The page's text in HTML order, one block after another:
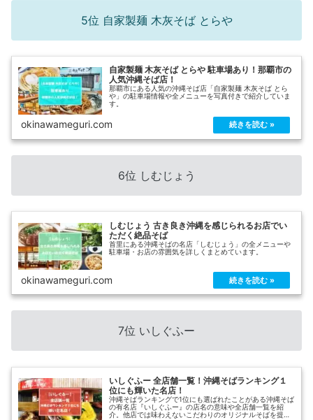
5位 自家製麺 木灰そば とらや
自家製麺 木灰そば とらや 駐車場あり！那覇市の
人気沖縄そば店！
那覇市にある人気の沖縄そば店「自家製麺 木灰そば とら
や」の駐車場情報や全メニューを写真付きで紹介していま
す。
okinawameguri.com
6位 しむじょう
しむじょう 古き良き沖縄を感じられるお店でい
ただく絶品そば
首里にある沖縄そばの名店「しむじょう」の全メニューや
駐車場・お店の雰囲気を詳しくまとめています。
okinawameguri.com
7位 いしぐふー
いしぐふー 全店舗一覧！沖縄そばランキング１
位にも輝いた名店！
沖縄そばランキングで1位にも選ばれたことがある沖縄そば
の有名店『いしぐふー』の店名の意味や全店舗一覧を紹
介。他店では味わえないこだわりのオリジナルそばを提供